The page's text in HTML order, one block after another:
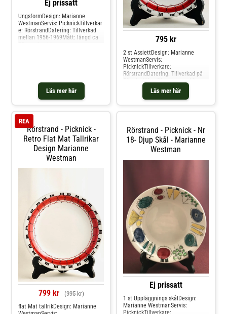
Ej prissatt
Läs mer här
UngsformDesign: Marianne
WestmanServis: PicknickTillverkar
e: RörstrandDatering: Tillverkad
mellan 1956-1969Mått: längd ca
795 kr
Läs mer här
2 st AssiettDesign: Marianne
WestmanServis:
PicknickTillverkare:
RörstrandDatering: Tillverkad på
50 taletMått: Diameter ca 18
cmMärkningar: En fabriksstämpel
från Rörstrand ,PicknickKondition:
Gott skick
Rörstrand - Picknick -
Retro Flat Mat Tallrikar
Design Marianne
Westman
REA
799 kr (995 kr)
flat Mat tallrikDesign: Marianne
Rörstrand - Picknick - Nr
18- Djup Skål - Marianne
Westman
Ej prissatt
1 st Uppläggnings skålDesign:
Marianne WestmanServis:
PicknickTillverkare: